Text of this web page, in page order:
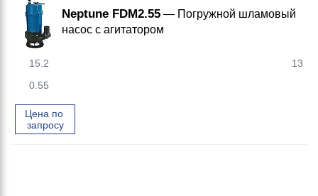
Neptune FDM2.55 — Погружной шламовый
насос с агитатором
15.2
13
0.55
Цена по
запросу